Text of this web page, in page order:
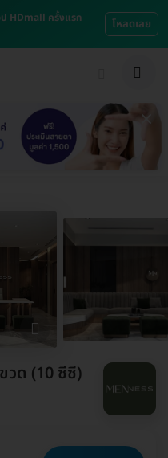
HDmall ครั้งแรก
โหลดเลย
วด (10 ซีซี)